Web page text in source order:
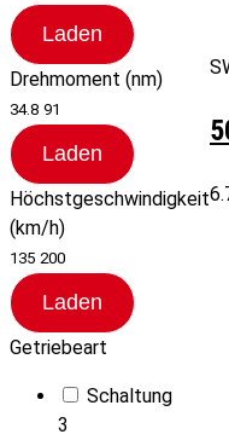
Laden
Drehmoment (nm)
34.8 91
Laden
Höchstgeschwindigkeit
(km/h)
135 200
Laden
Getriebeart
Schaltung
3